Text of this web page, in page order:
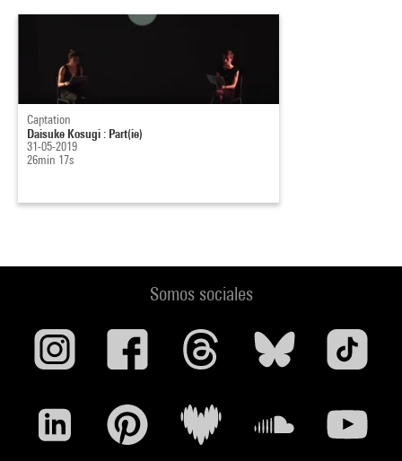
Captation
Daisuke Kosugi : Part(ie)
31-05-2019
26min 17s
Somos sociales